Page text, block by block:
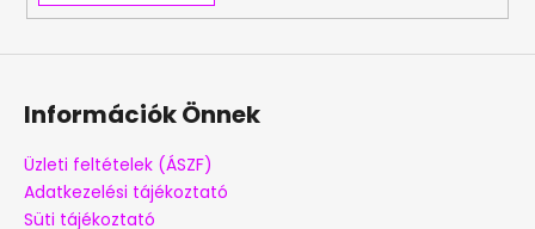
Információk Önnek
Üzleti feltételek (ÁSZF)
Adatkezelési tájékoztató
Süti tájékoztató